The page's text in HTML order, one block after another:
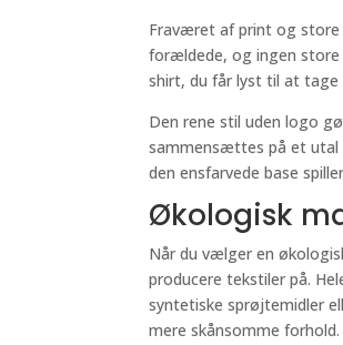
Fraværet af print og store
forældede, og ingen store
shirt, du får lyst til at tage
Den rene stil uden logo
sammensættes på et utal
den ensfarvede base
Økologisk
Når du vælger en
producere tekstiler på.
syntetiske sprøjtemidler
mere skånsomme forhold.